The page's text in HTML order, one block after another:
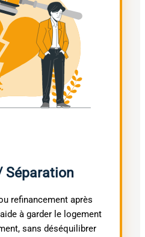
Séparation
refinancement après
à garder le logement
sans déséquilibrer